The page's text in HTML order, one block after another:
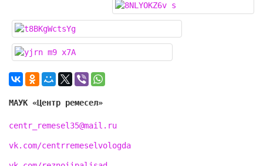
МАУК «Центр ремесел»
centr_remesel35@mail.ru
vk.com/centrremeselvologda